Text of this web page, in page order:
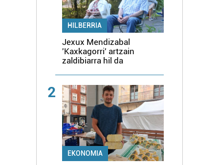
HILBERRIA
Jexux Mendizabal
'Kaxkagorri' artzain
zaldibiarra hil da
2
EKONOMIA